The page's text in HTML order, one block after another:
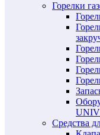
Горелки
Средства